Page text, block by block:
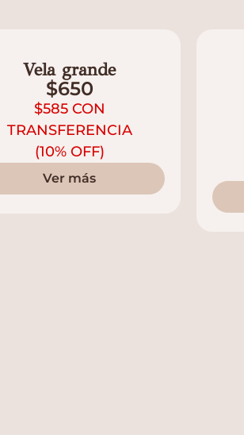
Vela grande
$650
$585CON
TRANSFERENCIA
(10% OFF)
Ver más